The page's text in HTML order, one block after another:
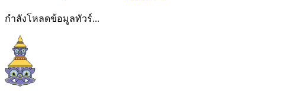
กำลังโหลดข้อมูลทัวร์...